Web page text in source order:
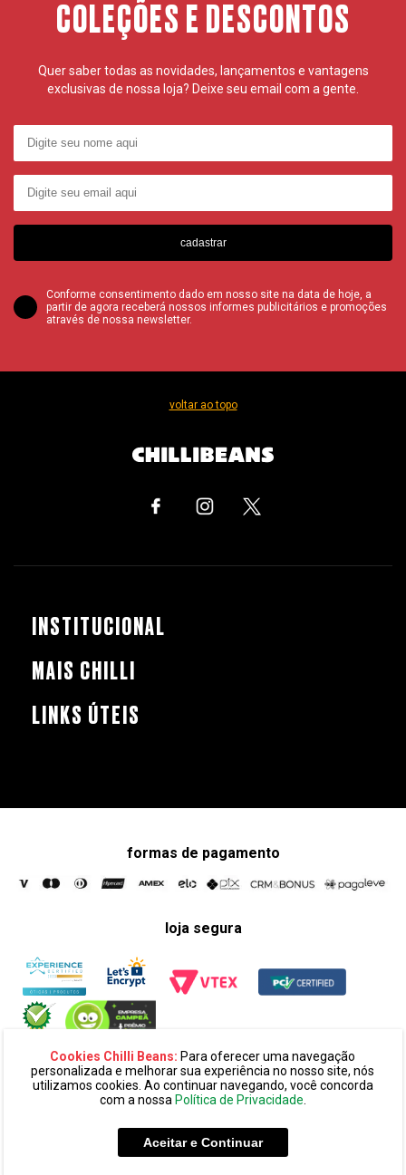
Cookies Chilli Beans: Para oferecer uma navegação
personalizada e melhorar sua experiência no nosso site, nós
utilizamos cookies. Ao continuar navegando, você concorda
com a nossa Política de Privacidade.
Aceitar e Continuar
COLEÇÕES E DESCONTOS
Quer saber todas as novidades, lançamentos e vantagens
exclusivas de nossa loja? Deixe seu email com a gente.
cadastrar
Conforme consentimento dado em nosso site na data de hoje, a
partir de agora receberá nossos informes publicitários e promoções
através de nossa newsletter.
voltar ao topo
INSTITUCIONAL
MAIS CHILLI
LINKS ÚTEIS
formas de pagamento
loja segura
ltda. cnpj: 14.439.371/0002-60
alameda amazonas, 594, terreo mezanino, alphaville